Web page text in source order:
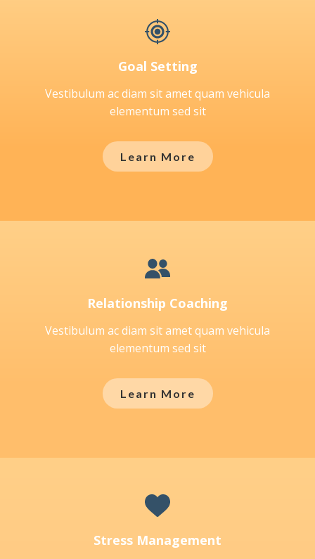
Goal Setting
Vestibulum ac diam sit amet quam vehicula
elementum sed sit
Learn More
Relationship Coaching
Vestibulum ac diam sit amet quam vehicula
elementum sed sit
Learn More
Stress Management